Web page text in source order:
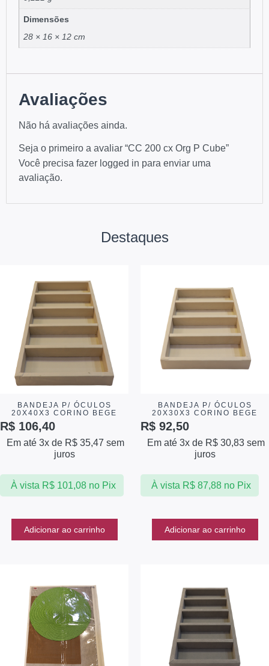
Dimensões
28 × 16 × 12 cm
Avaliações
Não há avaliações ainda.
Seja o primeiro a avaliar “CC 200 cx Org P Cube”
Você precisa fazer logged in para enviar uma
avaliação.
Destaques
BANDEJA P/ ÓCULOS
20X40X3 CORINO BEGE
R$ 106,40
Em até 3x de R$ 35,47 sem
juros
À vista R$101,08 no Pix
Adicionar ao carrinho
BANDEJA P/ ÓCULOS
20X30X3 CORINO BEGE
R$ 92,50
Em até 3x de R$ 30,83 sem
juros
À vista R$87,88 no Pix
Adicionar ao carrinho